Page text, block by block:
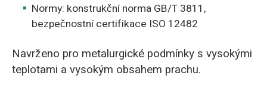
Normy: konstrukční norma GB/T 3811,
bezpečnostní certifikace ISO 12482
Navrženo pro metalurgické podmínky s vysokými
teplotami a vysokým obsahem prachu.